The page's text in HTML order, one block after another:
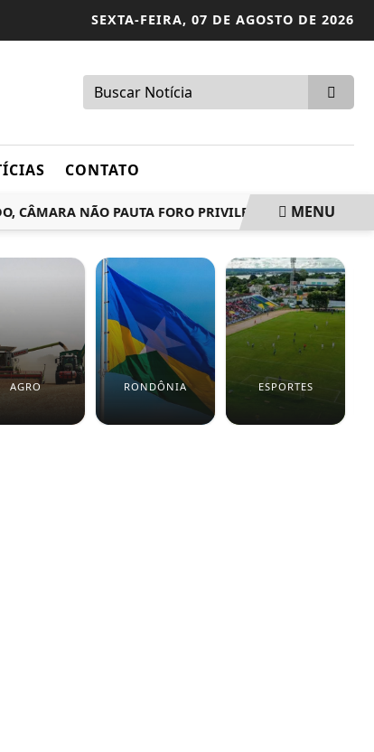
SEXTA-FEIRA, 07 DE AGOSTO DE 2026
CONTATO
NÃO PAUTA FORO PRIVILEGIADO NEM ANISTIA
MENU
AGRO RONDÔNIA ESPORTES